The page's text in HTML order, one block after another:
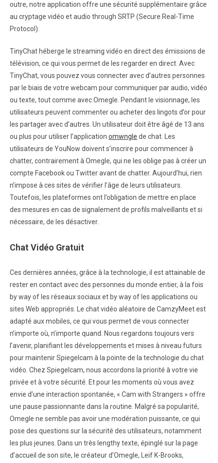
outre, notre application offre une sécurité supplémentaire grâce
au cryptage vidéo et audio through SRTP (Secure Real-Time
Protocol).
TinyChat héberge le streaming vidéo en direct des émissions de
télévision, ce qui vous permet de les regarder en direct. Avec
TinyChat, vous pouvez vous connecter avec d’autres personnes
par le biais de votre webcam pour communiquer par audio, vidéo
ou texte, tout comme avec Omegle. Pendant le visionnage, les
utilisateurs peuvent commenter ou acheter des lingots d’or pour
les partager avec d’autres. Un utilisateur doit être âgé de 13 ans
ou plus pour utiliser l’application omwngle de chat. Les
utilisateurs de YouNow doivent s’inscrire pour commencer à
chatter, contrairement à Omegle, qui ne les oblige pas à créer un
compte Facebook ou Twitter avant de chatter. Aujourd’hui, rien
n’impose à ces sites de vérifier l’âge de leurs utilisateurs.
Toutefois, les plateformes ont l’obligation de mettre en place
des mesures en cas de signalement de profils malveillants et si
nécessaire, de les désactiver.
Chat Vidéo Gratuit
Ces dernières années, grâce à la technologie, il est attainable de
rester en contact avec des personnes du monde entier, à la fois
by way of les réseaux sociaux et by way of les applications ou
sites Web appropriés. Le chat vidéo aléatoire de CamzyMeet est
adapté aux mobiles, ce qui vous permet de vous connecter
n’importe où, n’importe quand. Nous regardons toujours vers
l’avenir, planifiant les développements et mises à niveau futurs
pour maintenir Spiegelcam à la pointe de la technologie du chat
vidéo. Chez Spiegelcam, nous accordons la priorité à votre vie
privée et à votre sécurité. Et pour les moments où vous avez
envie d’une interaction spontanée, « Cam with Strangers » offre
une pause passionnante dans la routine. Malgré sa popularité,
Omegle ne semble pas avoir une modération puissante, ce qui
pose des questions sur la sécurité des utilisateurs, notamment
les plus jeunes. Dans un très lengthy texte, épinglé sur la page
d’accueil de son site, le créateur d’Omegle, Leif K-Brooks,